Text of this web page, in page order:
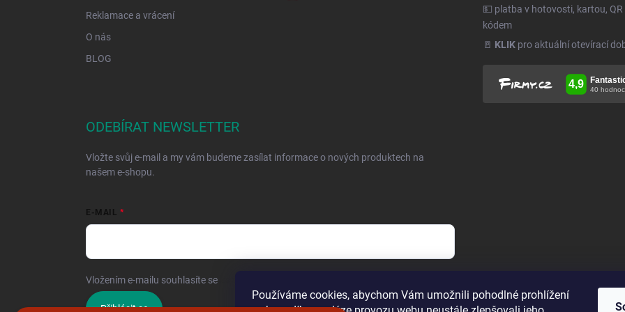
Používáme cookies, abychom Vám umožnili pohodlné prohlížení
Reklamace a vrácení
O nás
BLOG
💵 platba v hotovosti, kartou, QR
kódem
🚪 KLIK pro aktuální otevírací
ODEBÍRAT NEWSLETTER
Vložte svůj e-mail a my vám budeme zasílat informace o nových produktech na
našem e-shopu.
E-MAIL
Vložením e-mailu souhlasíte se
Přihlásit se